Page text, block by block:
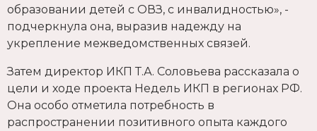
образовании детей с ОВЗ, с инвалидностью», -
подчеркнула она, выразив надежду на
укрепление межведомственных связей.
Затем директор ИКП Т.А. Соловьева рассказала о
цели и ходе проекта Недель ИКП в регионах РФ.
Она особо отметила потребность в
распространении позитивного опыта каждого